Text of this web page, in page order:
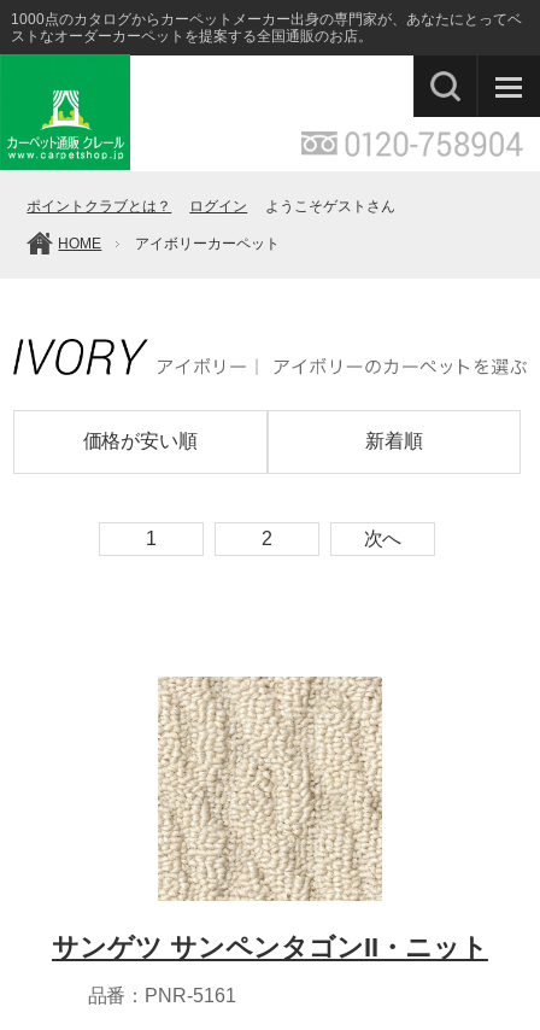
1000点のカタログからカーペットメーカー出身の専門家が、あなたにとってベ
ストなオーダーカーペットを提案する全国通販のお店。
ポイントクラブとは？ ログイン ようこそゲストさん
HOME アイボリーカーペット
価格が安い順 新着順
1 2 次へ
サンゲツ サンペンタゴンII・ニット
品番：PNR-5161